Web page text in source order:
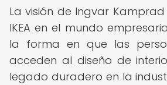
La visión de Ingvar
IKEA en el mundo
la forma en que las
acceden al diseño de
legado duradero en la